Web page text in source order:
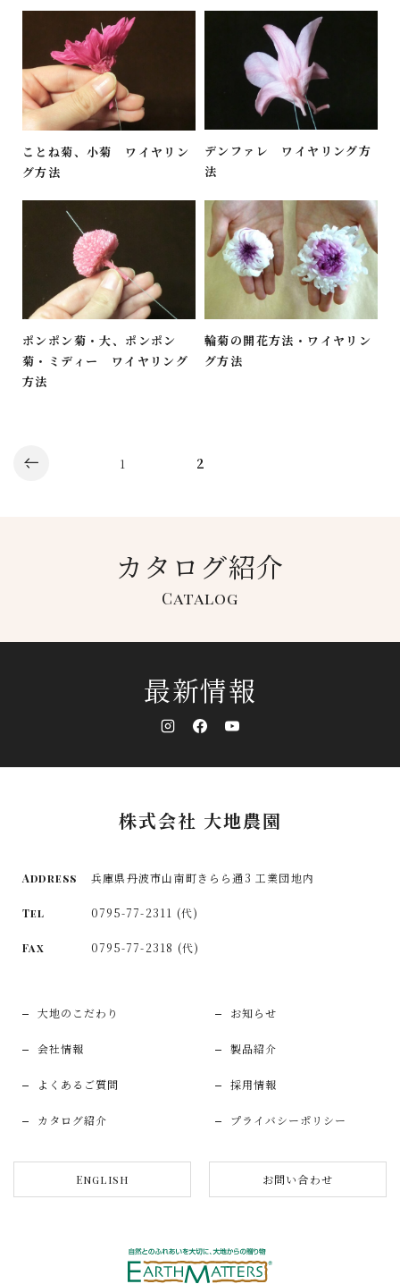
ことね菊、小菊 ワイヤリン
グ方法
デンファレ ワイヤリング方
法
ポンポン菊・大、ポンポン
菊・ミディー ワイヤリング
方法
輪菊の開花方法・ワイヤリン
グ方法
1 2
カタログ紹介
Catalog
最新情報
株式会社 大地農園
Address 兵庫県丹波市山南町きらら通3 工業団地内
Tel 0795-77-2311 (代)
Fax 0795-77-2318 (代)
大地のこだわり お知らせ
会社情報 製品紹介
よくあるご質問 採用情報
カタログ紹介 プライバシーポリシー
English お問い合わせ